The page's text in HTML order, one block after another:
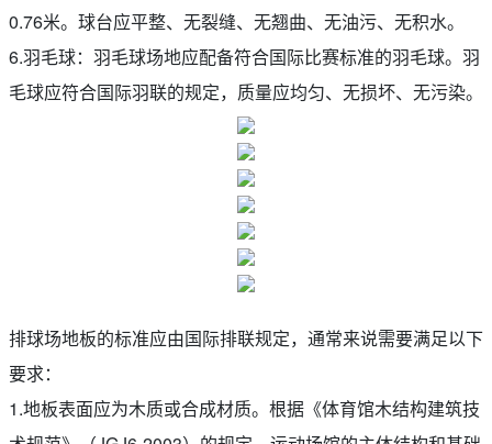
0.76米。球台应平整、无裂缝、无翘曲、无油污、无积水。
6.羽毛球：羽毛球场地应配备符合国际比赛标准的羽毛球。羽
毛球应符合国际羽联的规定，质量应均匀、无损坏、无污染。
排球场地板的标准应由国际排联规定，通常来说需要满足以下
要求：
1.地板表面应为木质或合成材质。根据《体育馆木结构建筑技